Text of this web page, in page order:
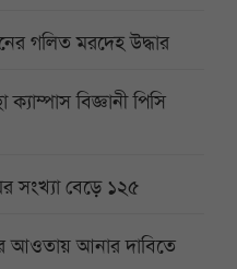
গলিত মরদেহ উদ্ধার
বিজ্ঞানী পিসি
সংখ্যা বেড়ে ১২৫
আওতায় আনার দাবিতে